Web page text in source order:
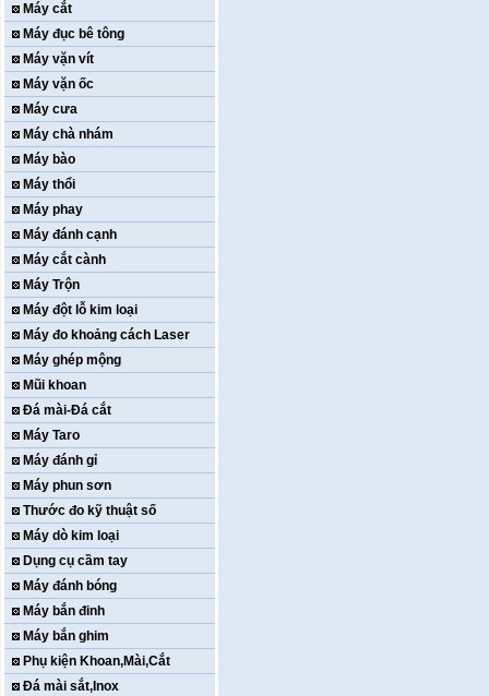
Máy cắt
Máy đục bê tông
Máy vặn vít
Máy vặn ốc
Máy cưa
Máy chà nhám
Máy bào
Máy thổi
Máy phay
Máy đánh cạnh
Máy cắt cành
Máy Trộn
Máy đột lỗ kim loại
Máy đo khoảng cách Laser
Máy ghép mộng
Mũi khoan
Đá mài-Đá cắt
Máy Taro
Máy đánh gỉ
Máy phun sơn
Thước đo kỹ thuật số
Máy dò kim loại
Dụng cụ cầm tay
Máy đánh bóng
Máy bắn đinh
Máy bắn ghim
Phụ kiện Khoan,Mài,Cắt
Đá mài sắt,Inox